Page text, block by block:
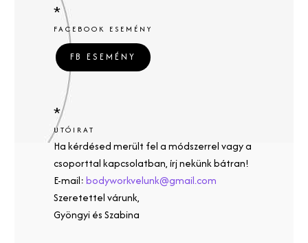
*
FACEBOOK ESEMÉNY
FB ESEMÉNY
*
UTÓIRAT
Ha kérdésed merült fel a módszerrel vagy a
csoporttal kapcsolatban, írj nekünk bátran!
E-mail:bodyworkvelunk@gmail.com
Szeretettel várunk,
Gyöngyi és Szabina